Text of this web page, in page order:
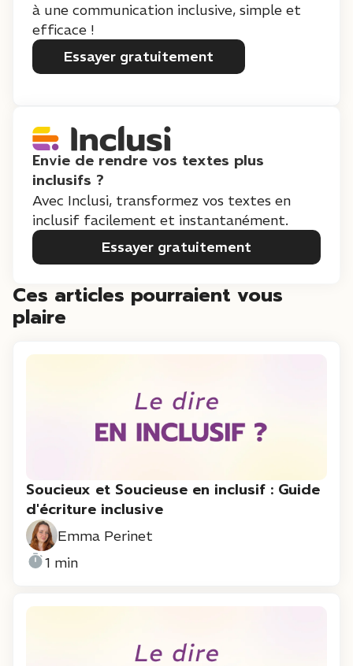
à une communication inclusive, simple et
efficace !
Essayer gratuitement
Envie de rendre vos textes plus
inclusifs ?
Avec Inclusi, transformez vos textes en
inclusif facilement et instantanément.
Essayer gratuitement
Ces articles pourraient vous
plaire
Soucieux et Soucieuse en inclusif : Guide
d'écriture inclusive
Emma Perinet
1 min